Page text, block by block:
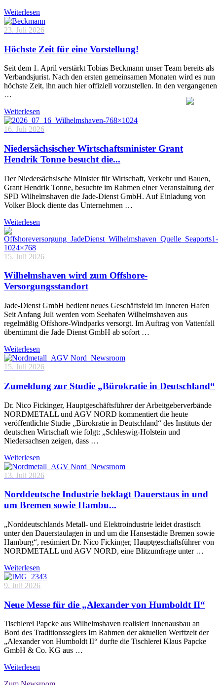
Weiterlesen
23. Juli 2026
Höchste Zeit für eine Vorstellung!
Seit dem 1. April verstärkt Tobias Beckmann unser Team bereits als
Verbandsjurist. Nach den ersten gemeinsamen Monaten wird es nun
höchste Zeit, ihn auch hier offiziell vorzustellen. In den vergangenen
…
Weiterlesen
16. Juli 2026
Niedersächsischer Wirtschaftsminister Grant
Hendrik Tonne besucht die...
Der Niedersächsische Minister für Wirtschaft, Verkehr und Bauen,
Grant Hendrik Tonne, besuchte im Rahmen einer Veranstaltung der
SPD Wilhelmshaven die Jade-Dienst GmbH. Auf Einladung von
Volker Block diente das Unternehmen …
Weiterlesen
15. Juli 2026
Wilhelmshaven wird zum Offshore-
Versorgungsstandort
Jade-Dienst GmbH bedient neues Geschäftsfeld im Inneren Hafen
Seit Anfang Juli werden vom Seehafen Wilhelmshaven aus
regelmäßig Offshore-Windparks versorgt. Im Auftrag von Vattenfall
übernimmt die Jade Dienst GmbH ab sofort …
Weiterlesen
15. Juli 2026
Zumeldung zur Studie „Bürokratie in Deutschland“
Dr. Nico Fickinger, Hauptgeschäftsführer der Arbeitgeberverbände
NORDMETALL und AGV NORD kommentiert die heute
veröffentlichte Studie „Bürokratie in Deutschland“ des Instituts der
deutschen Wirtschaft wie folgt: „Schleswig-Holstein und
Niedersachsen zeigen, dass …
Weiterlesen
13. Juli 2026
Norddeutsche Industrie beklagt Dauerstaus in und
um Bremen sowie Hambu...
„Norddeutschlands Metall- und Elektroindustrie leidet drastisch
unter den Dauerstaulagen in und um die Hansestädte Bremen sowie
Hamburg“, resümiert Dr. Nico Fickinger, Hauptgeschäftsführer von
NORDMETALL und AGV NORD, eine Blitzumfrage unter …
Weiterlesen
9. Juli 2026
Neue Messe für die „Alexander von Humboldt II“
Tischlerei Papcke aus Wilhelmshaven realisiert Innenausbau an
Bord des Traditionsseglers Im Rahmen der aktuellen Werftzeit der
„Alexander von Humboldt II“ durfte die Tischlerei Klaus Papcke
GmbH & Co. KG aus …
Weiterlesen